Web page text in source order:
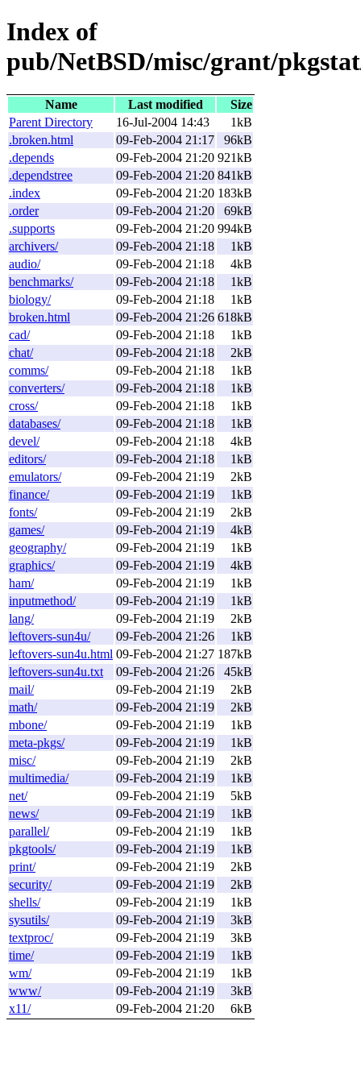
Index of
pub/NetBSD/misc/grant/
Name Last modified
Size
Parent Directory
16-Jul-2004 14:43
1kB
.broken.html
09-Feb-2004 21:17
96kB
.depends
09-Feb-2004 21:20 921kB
.dependstree
09-Feb-2004 21:20 841kB
.index
09-Feb-2004 21:20 183kB
.order
09-Feb-2004 21:20
69kB
.supports
09-Feb-2004 21:20 994kB
archivers/
09-Feb-2004 21:18
1kB
audio/
09-Feb-2004 21:18
4kB
benchmarks/
09-Feb-2004 21:18
1kB
biology/
09-Feb-2004 21:18
1kB
broken.html
09-Feb-2004 21:26 618kB
cad/
09-Feb-2004 21:18
1kB
chat/
09-Feb-2004 21:18
2kB
comms/
09-Feb-2004 21:18
1kB
converters/
09-Feb-2004 21:18
1kB
cross/
09-Feb-2004 21:18
1kB
databases/
09-Feb-2004 21:18
1kB
devel/
09-Feb-2004 21:18
4kB
editors/
09-Feb-2004 21:18
1kB
emulators/
09-Feb-2004 21:19
2kB
finance/
09-Feb-2004 21:19
1kB
fonts/
09-Feb-2004 21:19
2kB
games/
09-Feb-2004 21:19
4kB
geography/
09-Feb-2004 21:19
1kB
graphics/
09-Feb-2004 21:19
4kB
ham/
09-Feb-2004 21:19
1kB
inputmethod/
09-Feb-2004 21:19
1kB
lang/
09-Feb-2004 21:19
2kB
leftovers-sun4u/
09-Feb-2004 21:26
1kB
leftovers-sun4u.html 09-Feb-2004 21:27 187kB
leftovers-sun4u.txt
09-Feb-2004 21:26
45kB
mail/
09-Feb-2004 21:19
2kB
math/
09-Feb-2004 21:19
2kB
mbone/
09-Feb-2004 21:19
1kB
meta-pkgs/
09-Feb-2004 21:19
1kB
misc/
09-Feb-2004 21:19
2kB
multimedia/
09-Feb-2004 21:19
1kB
net/
09-Feb-2004 21:19
5kB
news/
09-Feb-2004 21:19
1kB
parallel/
09-Feb-2004 21:19
1kB
pkgtools/
09-Feb-2004 21:19
1kB
print/
09-Feb-2004 21:19
2kB
security/
09-Feb-2004 21:19
2kB
shells/
09-Feb-2004 21:19
1kB
sysutils/
09-Feb-2004 21:19
3kB
textproc/
09-Feb-2004 21:19
3kB
time/
09-Feb-2004 21:19
1kB
wm/
09-Feb-2004 21:19
1kB
www/
09-Feb-2004 21:19
3kB
x11/
09-Feb-2004 21:20 6kB